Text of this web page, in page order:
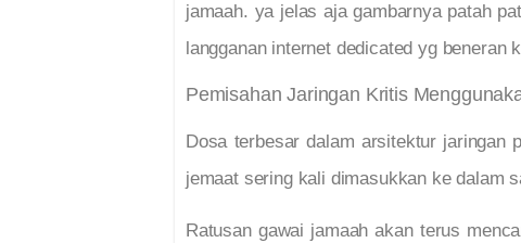
jamaah. ya jelas aja gambarnya patah
langganan internet dedicated yg beneran
Pemisahan Jaringan Kritis
Dosa terbesar dalam arsitektur jaringan
jemaat sering kali dimasukkan ke dalam
Ratusan gawai jamaah akan terus